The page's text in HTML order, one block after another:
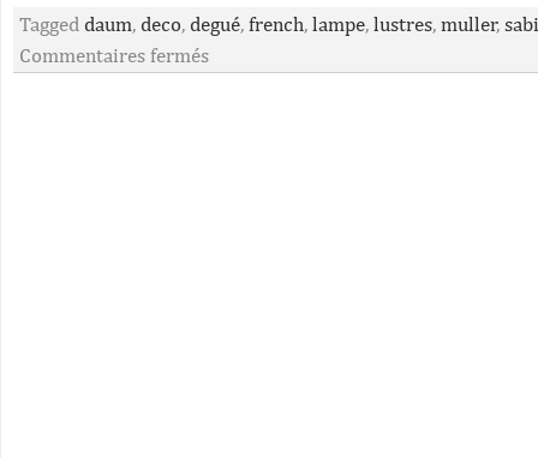
Tagged daum, deco, degué, french, lampe, lustres, muller,
Commentaires fermés